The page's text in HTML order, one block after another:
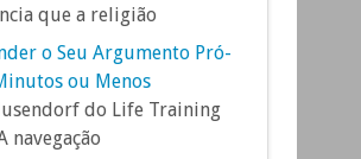
que a religião
o Seu Argumento Pró-
ou Menos
do Life Training
navegação